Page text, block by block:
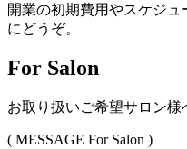
開業の初期費用やスケジ
にどうぞ。
For Salon
お取り扱いご希望サロン様
( MESSAGE For Salon )